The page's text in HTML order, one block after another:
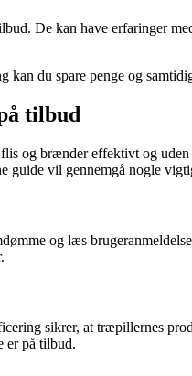
De kan have erfaringer
kan du spare penge og
tilbud
og brænder effektivt og
vil gennemgå nogle
og læs
sikrer, at træpillernes
er på tilbud.